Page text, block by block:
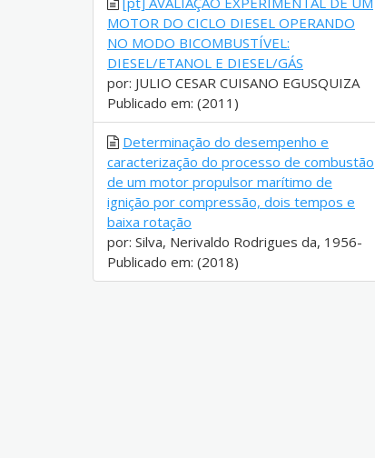
MOTOR DO CICLO DIESEL OPERANDO
NO MODO BICOMBUSTÍVEL:
DIESEL/ETANOL E DIESEL/GÁS
por: JULIO CESAR CUISANO EGUSQUIZA
Publicado em: (2011)
Determinação do desempenho e
caracterização do processo de combustão
de um motor propulsor marítimo de
ignição por compressão, dois tempos e
baixa rotação
por: Silva, Nerivaldo Rodrigues da, 1956-
Publicado em: (2018)